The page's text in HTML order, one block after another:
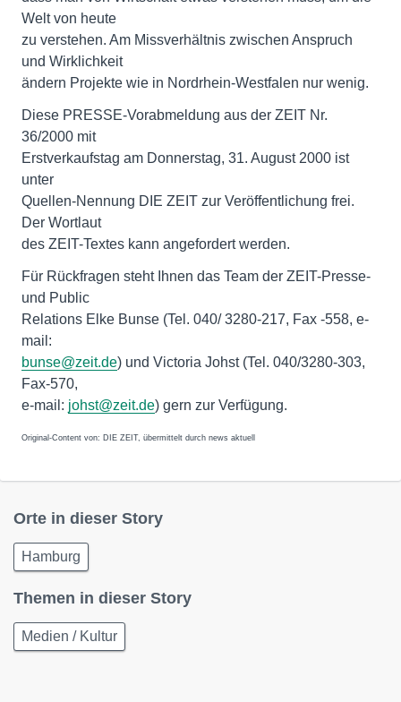
Welt von heute
zu verstehen. Am Missverhältnis zwischen Anspruch
und Wirklichkeit
ändern Projekte wie in Nordrhein-Westfalen nur wenig.
Diese PRESSE-Vorabmeldung aus der ZEIT Nr.
36/2000 mit
Erstverkaufstag am Donnerstag, 31. August 2000 ist
unter
Quellen-Nennung DIE ZEIT zur Veröffentlichung frei.
Der Wortlaut
des ZEIT-Textes kann angefordert werden.
Für Rückfragen steht Ihnen das Team der ZEIT-Presse-
und Public
Relations Elke Bunse (Tel. 040/ 3280-217, Fax -558, e-
bunse@zeit.de) und Victoria Johst (Tel. 040/3280-303,
Fax-570,
e-mail: johst@zeit.de) gern zur Verfügung.
Original-Content von: DIE ZEIT, übermittelt durch news aktuell
Orte in dieser Story
Hamburg
Themen in dieser Story
Medien / Kultur